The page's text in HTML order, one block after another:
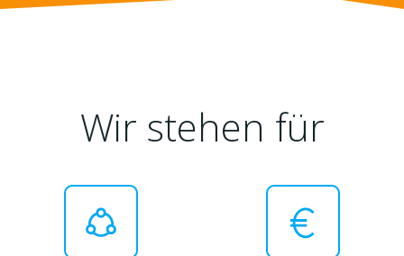
Wir stehen für